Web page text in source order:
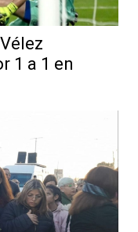
1 a 1 en